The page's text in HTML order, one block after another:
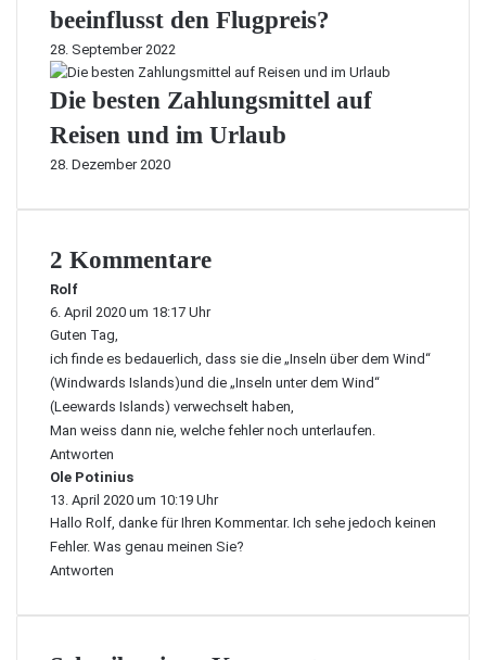
beeinflusst den Flugpreis?
28. September 2022
Die besten Zahlungsmittel auf
Reisen und im Urlaub
28. Dezember 2020
2 Kommentare
Rolf
a
g
t
:
6. April 2020 um 18:17 Uhr
Guten Tag,
ich finde es bedauerlich, dass sie die „Inseln über dem Wind“
(Windwards Islands)und die „Inseln unter dem Wind“
(Leewards Islands) verwechselt haben,
Man weiss dann nie, welche fehler noch unterlaufen.
Antworten
Ole Potinius
a
g
t
13. April 2020 um 10:19 Uhr
Hallo Rolf, danke für Ihren Kommentar. Ich sehe jedoch keinen
Fehler. Was genau meinen Sie?
Antworten